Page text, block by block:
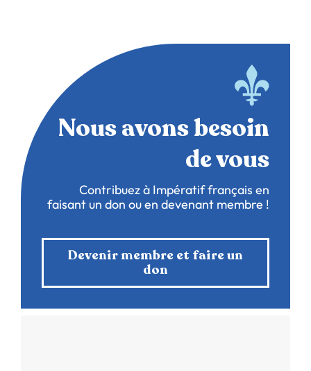
Nous avons besoin
de vous
Contribuez à Impératif français en
faisant un don ou en devenant membre !
Devenir membre et faire un
don